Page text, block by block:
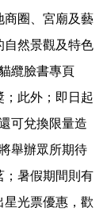
圈、 宮廟及藝
自然景觀及特色
纜臉書專頁
此外；即日起
可兌換限量造
舉辦眾 所期待
暑假期間則有
星光票優惠，歡